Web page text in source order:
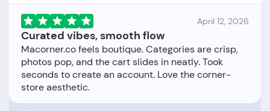
April 12, 2026
Curated vibes, smooth flow
Macorner.co feels boutique. Categories are crisp,
photos pop, and the cart slides in neatly. Took
seconds to create an account. Love the corner-